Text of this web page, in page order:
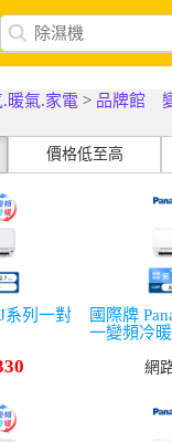
暖氣.家電 > 品牌館
價格低至高
系列一對
國際牌
一變頻冷
網